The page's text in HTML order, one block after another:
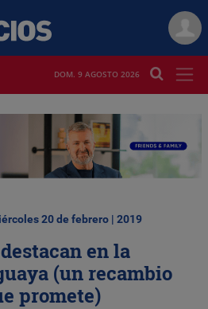
DOM. 9 AGOSTO 2026
20 de febrero | 2019
en la
(un recambio
promete)